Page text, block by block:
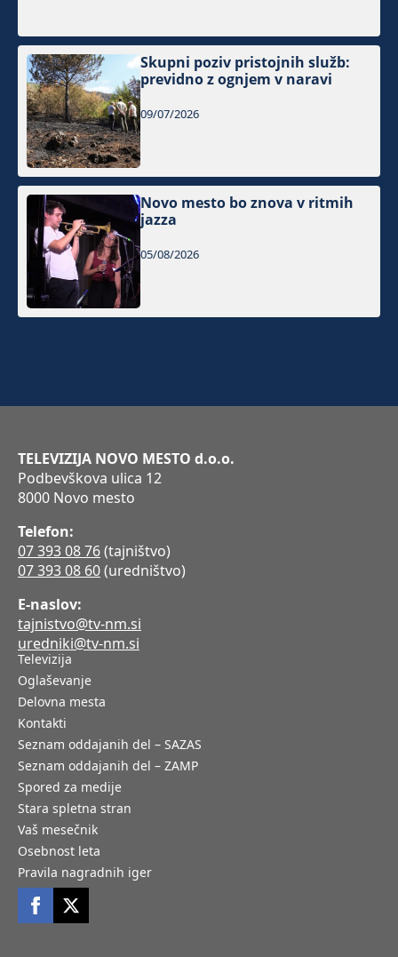
Skupni poziv pristojnih služb:
previdno z ognjem v naravi
09/07/2026
Novo mesto bo znova v ritmih
jazza
05/08/2026
TELEVIZIJA NOVO MESTO d.o.o.
Podbevškova ulica 12
8000 Novo mesto
Telefon:
07 393 08 76(tajništvo)
07 393 08 60(uredništvo)
E-naslov:
tajnistvo@tv-nm.si
uredniki@tv-nm.si
Televizija
Oglaševanje
Delovna mesta
Kontakti
Seznam oddajanih del – SAZAS
Seznam oddajanih del – ZAMP
Spored za medije
Stara spletna stran
Vaš mesečnik
Osebnost leta
Pravila nagradnih iger